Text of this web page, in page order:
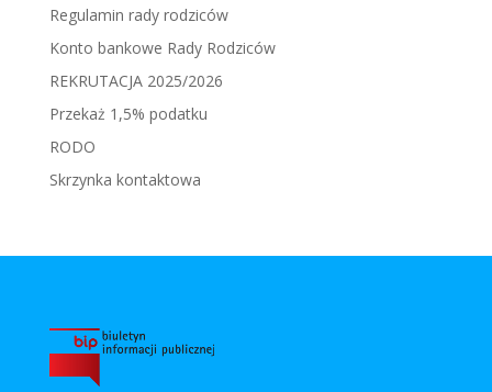
Regulamin rady rodziców
Konto bankowe Rady Rodziców
REKRUTACJA 2025/2026
Przekaż 1,5% podatku
RODO
Skrzynka kontaktowa